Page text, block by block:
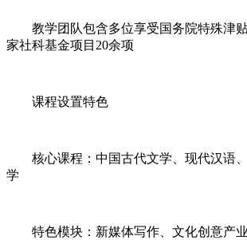
教学团队包含多位享受国务院特殊津贴
家社科基金项目20余项
课程设置特色
核心课程：中国古代文学、现代汉语、
学
特色模块：新媒体写作、文化创意产